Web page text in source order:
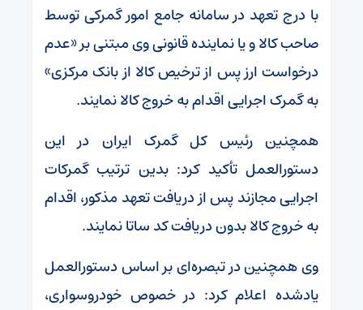
با درج تعهد در سامانه جامع امور گمرکی توسط
صاحب کالا و یا نماینده قانونی وی مبتنی بر «عدم
درخواست ارز پس از ترخیص کالا از بانک مرکزی»
به گمرک اجرایی اقدام به خروج کالا نمایند.
همچنین رئیس کل گمرک ایران در این
دستورالعمل تأکید کرد: بدین ترتیب گمرکات
اجرایی مجازند پس از دریافت تعهد مذکور، اقدام
به خروج کالا بدون دریافت کد ساتا نمایند.
وی همچنین در تبصره‌ای بر اساس دستورالعمل
یاد‌شده اعلام کرد: در خصوص خودروسواری،